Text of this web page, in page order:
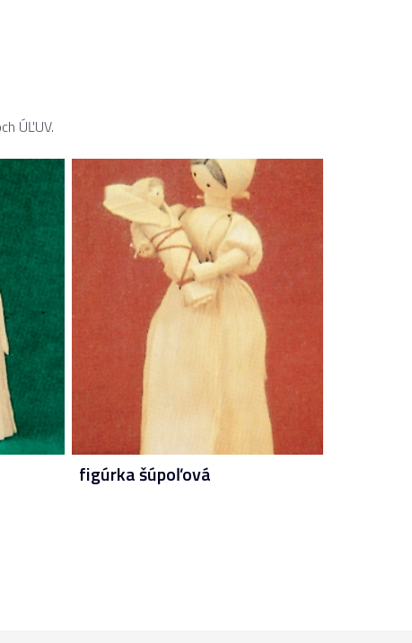
ÚĽUV.
figúrka šúpoľová